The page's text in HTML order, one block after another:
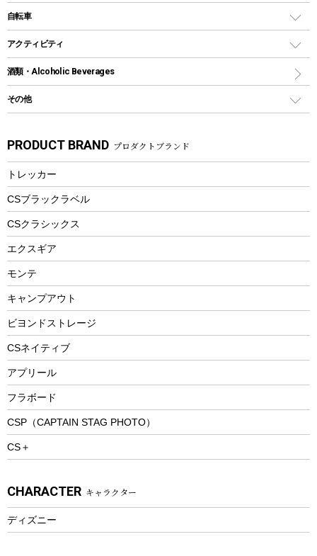
グランドシート
ガイドロープ
ツール
焚き火台&ストーブ
火起こし
バーベキューツール
クッキングツール
ナイフ
カトラリー
マグカップ、カップ
ステンレスボトル
フードボトル
トレー
ランチョンマット
ランチボックス
ディズニーボトル
保冷剤
リュック、バックパック
トートバッグ、サコッシュ
ショッピングキャリー
その他アウトドア雑貨
スプレー関係
ツール、他
インフレータブル
カヤック
パドル
ヘルメット
エアーポンプ
アクセサリー
自転車
折りたたみ自転車
スポーツサイクル
シティサイクル
自転車ウェア
アクティビティ
マリン
ラッシュガード
パラソル
フローティングベスト
ヘルメット
エアーポンプ
ビーチテント
ウィンター
スノーシュー
防寒ウェア
トレッキング
トレッキングアクセサリー
プレイグッズ
ウェルネス
ウェア、タオル
ウェア
酒類・Alcoholic Beverages
その他
湯たんぽ
防災用品
PRODUCT BRAND プロダクトブランド
トレッカー
CSブラックラベル
CSクラシックス
エクスギア
モンテ
キャンプアウト
ビヨンドストレージ
CSネイティブ
アプリール
フラボード
CSP（CAPTAIN STAG PHOTO）
CS＋
CHARACTER キャラクター
ディズニー